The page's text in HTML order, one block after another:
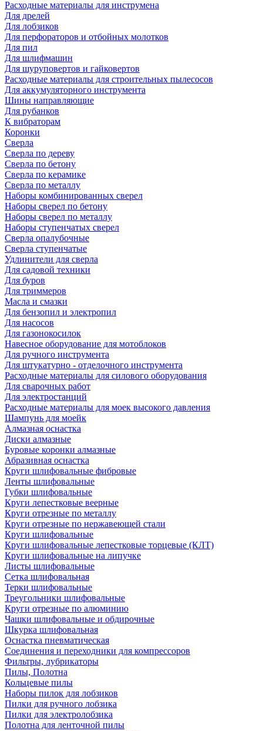
Расходные материалы для инструмена
Для дрелей
Для лобзиков
Для перфораторов и отбойных молотков
Для пил
Для шлифмашин
Для шуруповертов и гайковертов
Расходные материалы для строительных пылесосов
Для аккумуляторного инструмента
Шины направляющие
Для рубанков
К вибраторам
Коронки
Сверла
Сверла по дереву
Сверла по бетону
Сверла по керамике
Сверла по металлу
Наборы комбинированных сверел
Наборы сверел по бетону
Наборы сверел по металлу
Наборы ступенчатых сверел
Сверла опалубочные
Сверла ступенчатые
Удлинители для сверла
Для садовой техники
Для буров
Для триммеров
Масла и смазки
Для бензопил и электропил
Для насосов
Для газонокосилок
Навесное оборудование для мотоблоков
Для ручного инструмента
Для штукатурно - отделочного инструмента
Расходные материалы для силового оборудования
Для сварочных работ
Для электростанций
Расходные материалы для моек высокого давления
Шампунь для моейк
Алмазная оснастка
Диски алмазные
Буровые коронки алмазные
Абразивная оснастка
Круги шлифовальные фибровые
Ленты шлифовальные
Губки шлифовальные
Круги лепестковые веерные
Круги отрезные по металлу
Круги отрезные по нержавеющей стали
Круги шлифовальные
Круги шлифовальные лепестковые торцевые (КЛТ)
Круги шлифовальные на липучке
Листы шлифовальные
Сетка шлифовальная
Терки шлифовальные
Треугольники шлифовальные
Круги отрезные по алюминию
Чашки шлифовальные и обдирочные
Шкурка шлифовальная
Оснастка пневматическая
Соединения и переходники для компрессоров
Фильтры, лубрикаторы
Пилы, Полотна
Кольцевые пилы
Наборы пилок для лобзиков
Пилки для ручного лобзика
Пилки для электролобзика
Полотна для ленточной пилы